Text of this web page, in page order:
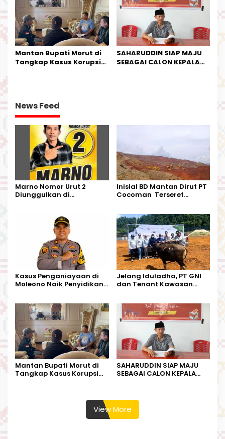
Mantan Bupati Morut di
Tangkap Kasus Korupsi
SAHARUDDIN SIAP MAJU
SEBAGAI CALON KEPALA
News Feed
Marno Nomor Urut 2
Diunggulkan di
Harapan Warga
Inisial BD Mantan Dirut PT
Cocoman Terseret
Kalimantan Barat
Kasus Penganiayaan di
Moleono Naik Penyidikan,
Jelang Iduladha, PT GNI
dan Tenant Kawasan
Mantan Bupati Morut di
Tangkap Kasus Korupsi
SAHARUDDIN SIAP MAJU
SEBAGAI CALON KEPALA
View More